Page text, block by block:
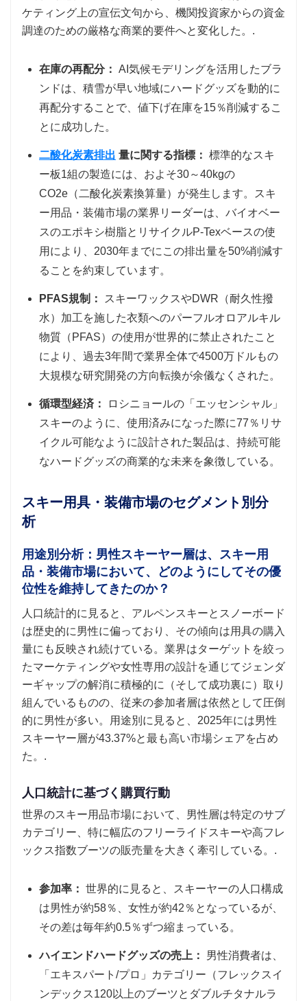
ケティング上の宣伝文句から、機関投資家からの資金
調達のための厳格な商業的要件へと変化した。.
在庫の再配分： AI気候モデリングを活用したブラ
ンドは、積雪が早い地域にハードグッズを動的に
再配分することで、値下げ在庫を15％削減するこ
とに成功した。
二酸化炭素排出 量に関する指標： 標準的なスキ
ー板1組の製造には、およそ30～40kgの
CO2e（二酸化炭素換算量）が発生します。スキ
ー用品・装備市場の業界リーダーは、バイオベー
スのエポキシ樹脂とリサイクルP-Texベースの使
用により、2030年までにこの排出量を50%削減す
ることを約束しています。
PFAS規制：
スキーワックスやDWR（耐久性撥
水）加工を施した衣類へのパーフルオロアルキル
物質（PFAS）の使用が世界的に禁止されたこと
により、過去3年間で業界全体で4500万ドルもの
大規模な研究開発の方向転換が余儀なくされた。
循環型経済：
ロシニョールの「エッセンシャル」
スキーのように、使用済みになった際に77％リサ
イクル可能なように設計された製品は、持続可能
なハードグッズの商業的な未来を象徴している。
スキー用具・装備市場のセグメント別分
析
用途別分析：男性スキーヤー層は、スキー用
品・装備市場において、どのようにしてその優
位性を維持してきたのか？
人口統計的に見ると、アルペンスキーとスノーボード
は歴史的に男性に偏っており、その傾向は用具の購入
量にも反映され続けている。業界はターゲットを絞っ
たマーケティングや女性専用の設計を通じてジェンダ
ーギャップの解消に積極的に（そして成功裏に）取り
組んでいるものの、従来の参加者層は依然として圧倒
的に男性が多い。用途別に見ると、2025年には男性
スキーヤー層が43.37%と最も高い市場シェアを占め
た。.
人口統計に基づく購買行動
世界のスキー用品市場において、男性層は特定のサブ
カテゴリー、特に幅広のフリーライドスキーや高フレ
ックス指数ブーツの販売量を大きく牽引している。.
参加率： 世界的に見ると、スキーヤーの人口構成
は男性が約58％、女性が約42％となっているが、
その差は毎年約0.5％ずつ縮まっている。
ハイエンドハードグッズの売上：
男性消費者は、
「エキスパート/プロ」カテゴリー（フレックスイ
ンデックス120以上のブーツとダブルチタナルラ